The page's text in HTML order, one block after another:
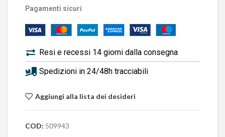
Pagamenti sicuri
Resi e recessi 14 giorni dalla consegna
Spedizioni in 24/48h tracciabili
Aggiungi alla lista dei desideri
COD: 509943